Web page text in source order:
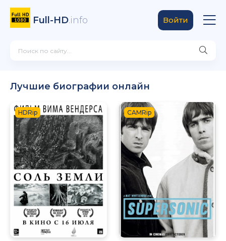
Full-HD.info Войти
Лучшие биографии онлайн
HDRip CAMRip